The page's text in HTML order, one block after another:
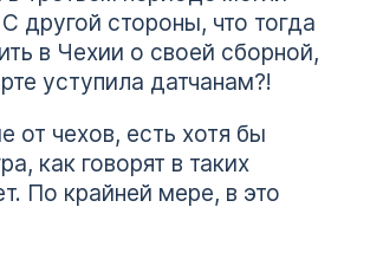
С другой стороны, что тогда
в Чехии о своей сборной,
уступила датчанам?!
от чехов, есть хотя бы
как говорят в таких
По крайней мере, в это